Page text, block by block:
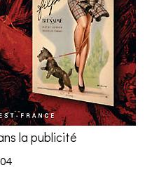
la publicité